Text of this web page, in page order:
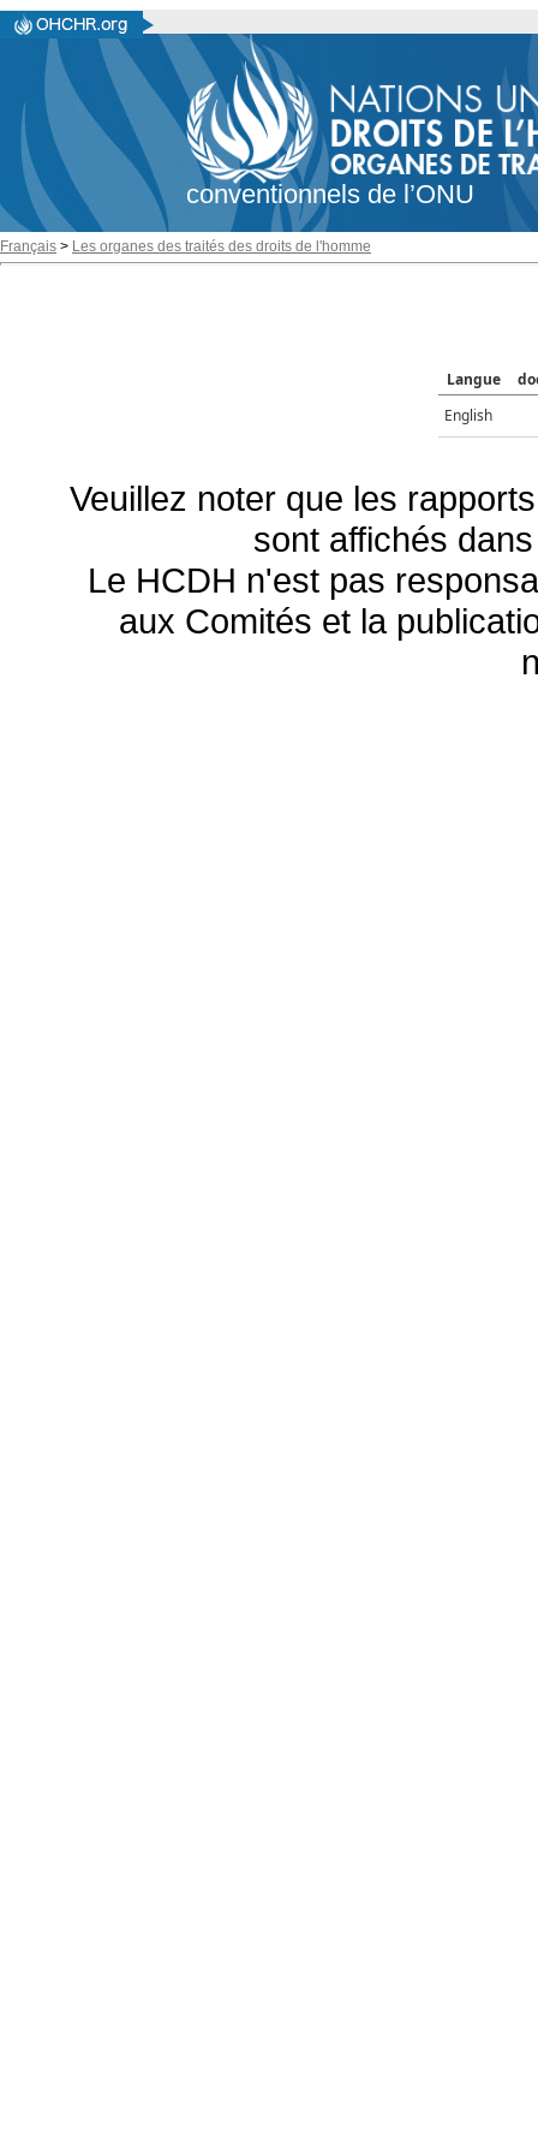
conventionnels de l’ONU
Français > Les organes des traités des droits de l'homme
Langue
English
Veuillez noter que les
sont affichés
Le HCDH n'est pas
aux Comités et la